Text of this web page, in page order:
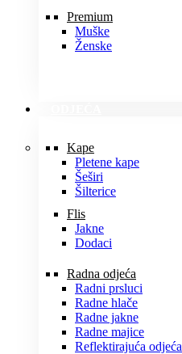
Premium
Muške
Ženske
Kape
Pletene kape
Šeširi
Šilterice
Flis
Jakne
Dodaci
Radna odjeća
Radni prsluci
Radne hlače
Radne jakne
Radne majice
Reflektirajuća odjeća